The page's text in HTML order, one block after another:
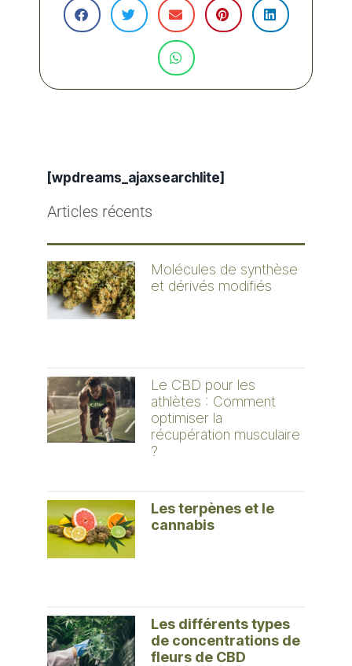
[wpdreams_ajaxsearchlite]
Articles récents
Molécules de synthèse
et dérivés modifiés
Le CBD pour les
athlètes : Comment
optimiser la
récupération musculaire
?
Les terpènes et le
cannabis
Les différents types
de concentrations de
fleurs de CBD